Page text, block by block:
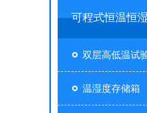
可程式恒温恒
双层高低温试
温湿度存储箱